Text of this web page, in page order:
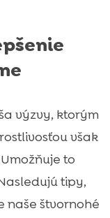
výzvy, ktorým
však
to
tipy,
naše štvornohé